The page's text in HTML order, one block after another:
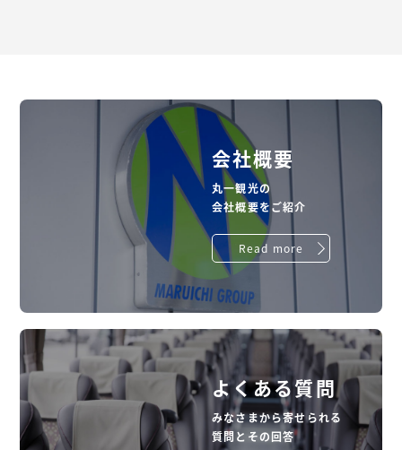
会社概要
丸一観光の
会社概要をご紹介
Read more
よくある質問
みなさまから寄せられる
質問とその回答